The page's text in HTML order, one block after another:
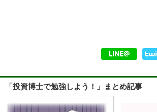
「投資博士で勉強しよう！」まとめ記事